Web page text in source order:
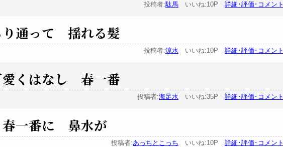
投稿者:駄馬 いいね:10P 詳細･評価･コメント
通って 揺れる髪
投稿者:涼水 いいね:10P 詳細･評価･コメント
くはなし 春一番
投稿者:海足水 いいね:35P 詳細･評価･コメント
一番に 鼻水が
投稿者:あっちとこっち いいね:10P 詳細･評価･コメント